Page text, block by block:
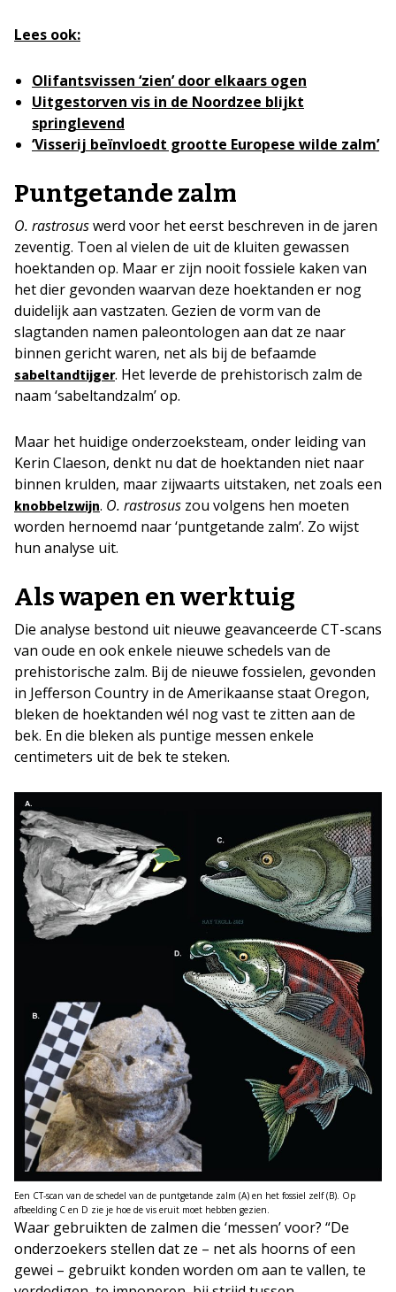
Lees ook:
Olifantsvissen ‘zien’ door elkaars ogen
Uitgestorven vis in de Noordzee blijkt
springlevend
‘Visserij beïnvloedt grootte Europese wilde zalm’
Puntgetande zalm
O. rastrosuswerd voor het eerst beschreven in de jaren
zeventig. Toen al vielen de uit de kluiten gewassen
hoektanden op. Maar er zijn nooit fossiele kaken van
het dier gevonden waarvan deze hoektanden er nog
duidelijk aan vastzaten. Gezien de vorm van de
slagtanden namen paleontologen aan dat ze naar
binnen gericht waren, net als bij de befaamde
sabeltandtijger. Het leverde de prehistorisch zalm de
naam ‘sabeltandzalm’ op.
Maar het huidige onderzoeksteam, onder leiding van
Kerin Claeson, denkt nu dat de hoektanden niet naar
binnen krulden, maar zijwaarts uitstaken, net zoals een
knobbelzwijn. O. rastrosus zou volgens hen moeten
worden hernoemd naar ‘puntgetande zalm’. Zo wijst
hun analyse uit.
Als wapen en werktuig
Die analyse bestond uit nieuwe geavanceerde CT-scans
van oude en ook enkele nieuwe schedels van de
prehistorische zalm. Bij de nieuwe fossielen, gevonden
in Jefferson Country in de Amerikaanse staat Oregon,
bleken de hoektanden wél nog vast te zitten aan de
bek. En die bleken als puntige messen enkele
centimeters uit de bek te steken.
Een CT-scan van de schedel van de puntgetande zalm (A) en het fossiel zelf (B). Op
afbeelding C en D zie je hoe de vis eruit moet hebben gezien.
Waar gebruikten de zalmen die ‘messen’ voor? “De
onderzoekers stellen dat ze – net als hoorns of een
gewei – gebruikt konden worden om aan te vallen, te